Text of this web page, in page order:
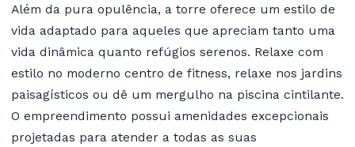
Além da pura opulência, a torre oferece um estilo de
vida adaptado para aqueles que apreciam tanto uma
vida dinâmica quanto refúgios serenos. Relaxe com
estilo no moderno centro de fitness, relaxe nos jardins
paisagísticos ou dê um mergulho na piscina cintilante.
O empreendimento possui amenidades excepcionais
projetadas para atender a todas as suas